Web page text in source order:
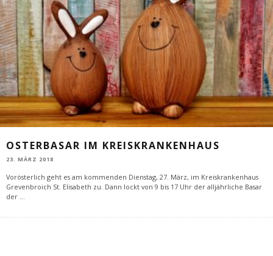
OSTERBASAR IM KREISKRANKENHAUS
23. MÄRZ 2018
Vorösterlich geht es am kommenden Dienstag, 27. März, im Kreiskrankenhaus
Grevenbroich St. Elisabeth zu. Dann lockt von 9 bis 17 Uhr der alljährliche Basar
der